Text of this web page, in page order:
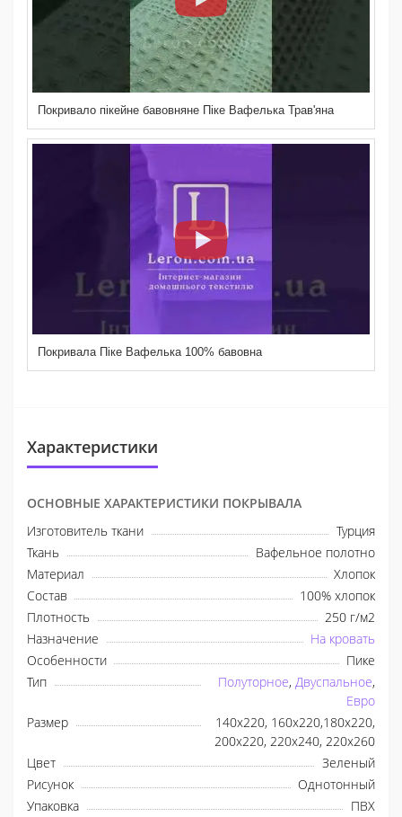
Покривало пікейне бавовняне Піке Вафелька Трав'яна
Покривала Піке Вафелька 100% бавовна
Характеристики
ОСНОВНЫЕ ХАРАКТЕРИСТИКИ ПОКРЫВАЛА
Изготовитель ткани
Турция
Ткань
Вафельное полотно
Материал
Хлопок
Состав
100% хлопок
Плотность
250 г/м2
Назначение
На кровать
Особенности
Пике
Тип
Полуторное, Двуспальное,
Евро
Размер
140х220, 160х220,180х220,
200х220, 220х240, 220х260
Цвет
Зеленый
Рисунок
Однотонный
Упаковка
ПВХ